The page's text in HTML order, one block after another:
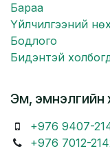
Бараа
Үйлчилгээний
Бодлого
Бидэнтэй
Эм, эмнэлгийн
+976 9407-
+976 7012-